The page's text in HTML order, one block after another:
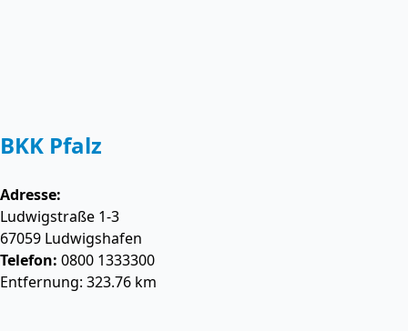
BKK Pfalz
Adresse:
Ludwigstraße 1-3
67059 Ludwigshafen
Telefon: 0800 1333300
Entfernung: 323.76 km